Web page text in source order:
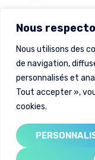
Nous
Nous utilisons des
de navigation,
personnalisés et
Tout accepter »,
cookies.
88
Créé par